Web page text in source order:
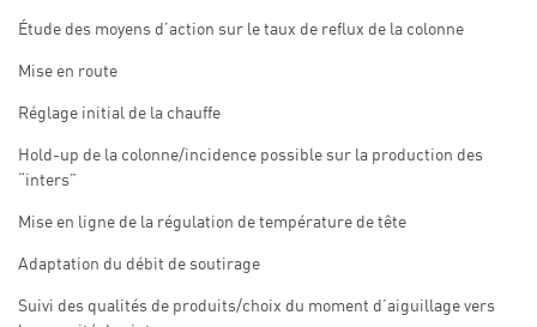
Étude des moyens d’action sur le taux de reflux de la colonne
Mise en route
Réglage initial de la chauffe
Hold-up de la colonne/incidence possible sur la production des
“inters”
Mise en ligne de la régulation de température de tête
Adaptation du débit de soutirage
Suivi des qualités de produits/choix du moment d’aiguillage vers